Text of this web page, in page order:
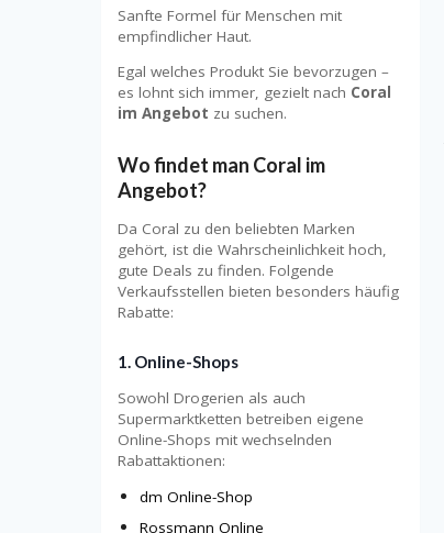
Sanfte Formel für Menschen mit
empfindlicher Haut.
Egal welches Produkt Sie bevorzugen –
es lohnt sich immer, gezielt nach Coral
im Angebot zu suchen.
Wo findet man Coral im
Angebot?
Da Coral zu den beliebten Marken
gehört, ist die Wahrscheinlichkeit hoch,
gute Deals zu finden. Folgende
Verkaufsstellen bieten besonders häufig
Rabatte:
1. Online-Shops
Sowohl Drogerien als auch
Supermarktketten betreiben eigene
Online-Shops mit wechselnden
Rabattaktionen:
dm Online-Shop
Rossmann Online